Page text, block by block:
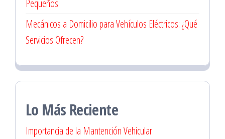
Pequeños
Mecánicos a Domicilio para Vehículos Eléctricos: ¿Qué
Servicios Ofrecen?
Lo Más Reciente
Importancia de la Mantención Vehicular